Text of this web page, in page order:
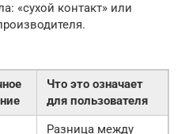
«сухой контакт» или
Что это означает
для пользователя
Разница между